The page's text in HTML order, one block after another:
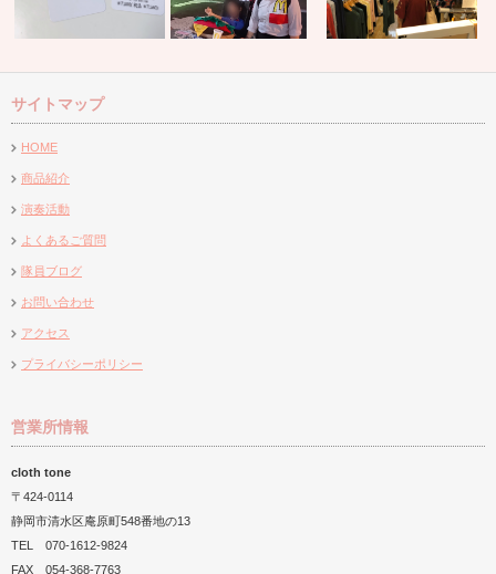
い 新商品納品のお知らせ
『久能の里』様秋祭りに
サイトマップ
HOME
商品紹介
演奏活動
よくあるご質問
隊員ブログ
お問い合わせ
アクセス
プライバシーポリシー
営業所情報
cloth tone
〒424-0114
静岡市清水区庵原町548番地の13
TEL 070-1612-9824
FAX 054-368-7763